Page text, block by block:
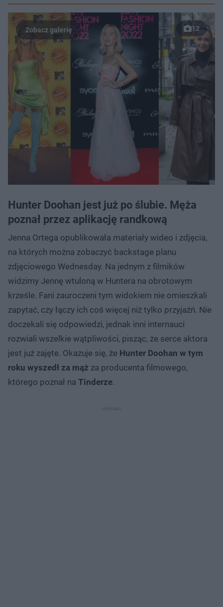
12
Hunter Doohan jest już po ślubie. Męża
poznał przez aplikację randkową
Jenna Ortega opublikowała materiały wideo i zdjęcia,
na których można zobaczyć backstage planu
zdjęciowego Wednesday. Na jednym z filmików
widzimy Jennę wtuloną w Huntera na obrotowym
krześle. Fani zauroczeni tym widokiem nie omieszkali
zapytać, czy łączy ich coś więcej niż tylko przyjaźń. Nie
doczekali się odpowiedzi, jednak inni internauci
rozwiali wszelkie wątpliwości, pisząc, że serce aktora
jest już zajęte. Okazuje się, że Hunter Doohan w tym
roku wyszedł za mąż za producenta filmowego,
którego poznał na Tinderze.